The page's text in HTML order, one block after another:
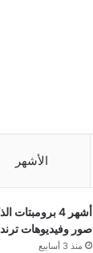
الأشهر
أشهر 4
صور وفيديوهات ترند في
منذ 3 أسابيع